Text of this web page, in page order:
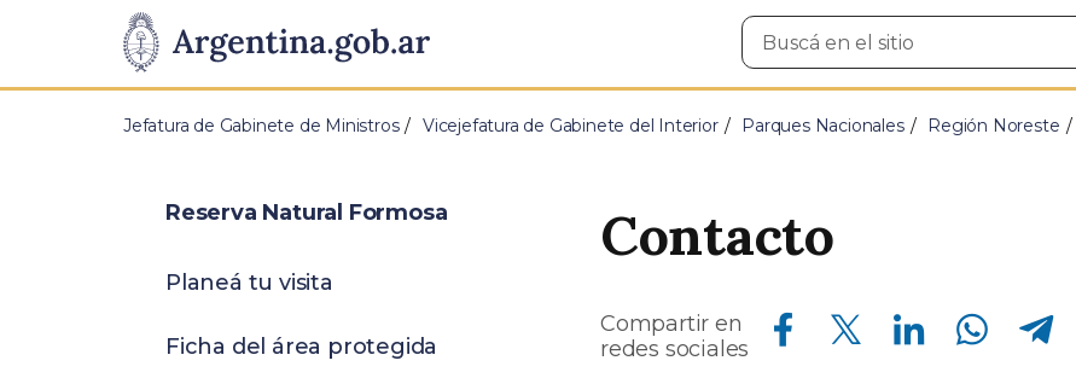
Presidencia
de
Pasar al contenido principal
Buscar
en
Jefatura de Gabinete de Ministros Vicejefatura de Gabinete del Interior Parques Nacionales Región Noreste
Contacto
Compartir en
redes sociales
Compartir en Facebook Compartir en Twitter Compartir en Linkedin Compartir en Whatsapp Compartir en Telegram
Reserva Natural Formosa
Planeá tu visita
Ficha del área protegida